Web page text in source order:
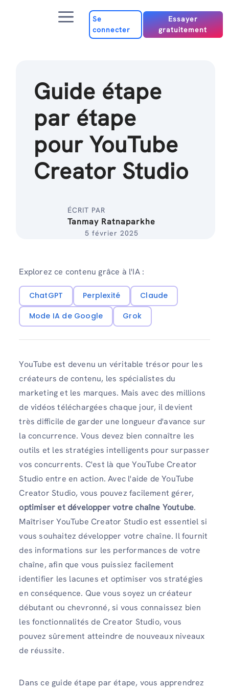
Menu
Se
connecter
Essayer
gratuitement
Guide étape
par étape
pour YouTube
Creator Studio
ÉCRIT PAR
Tanmay Ratnaparkhe
5 février 2025
Explorez ce contenu grâce à l'IA :
ChatGPT Perplexité
Claude
Mode IA de Google
Grok
YouTube est devenu un véritable trésor pour les
créateurs de contenu, les spécialistes du
marketing et les marques. Mais avec des millions
de vidéos téléchargées chaque jour, il devient
très difficile de garder une longueur d'avance sur
la concurrence. Vous devez bien connaître les
outils et les stratégies intelligents pour surpasser
vos concurrents. C'est là que YouTube Creator
Studio entre en action. Avec l'aide de YouTube
Creator Studio, vous pouvez facilement gérer,
optimiser et développer votre chaîne Youtube.
Maîtriser YouTube Creator Studio est essentiel si
vous souhaitez développer votre chaîne. Il fournit
des informations sur les performances de votre
chaîne, afin que vous puissiez facilement
identifier les lacunes et optimiser vos stratégies
en conséquence. Que vous soyez un créateur
débutant ou chevronné, si vous connaissez bien
les fonctionnalités de Creator Studio, vous
pouvez sûrement atteindre de nouveaux niveaux
de réussite.
Dans ce guide étape par étape, vous apprendrez